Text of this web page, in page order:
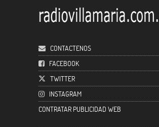
CONTACTENOS
FACEBOOK
TWITTER
INSTAGRAM
CONTRATAR PUBLICIDAD WEB